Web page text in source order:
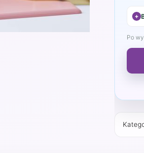
Po